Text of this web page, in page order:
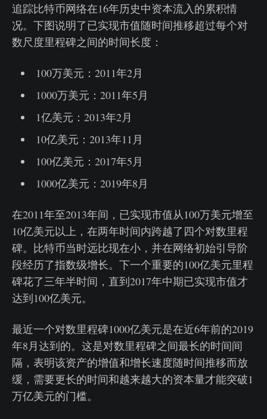
追踪比特币网络在16年历史中资本流入的累积情
况。下图说明了已实现市值随时间推移超过每个对
数尺度里程碑之间的时间长度：
100万美元：2011年2月
1000万美元：2011年5月
1亿美元：2013年2月
10亿美元：2013年11月
100亿美元：2017年5月
1000亿美元：2019年8月
在2011年至2013年间，已实现市值从100万美元增至
10亿美元以上，在两年时间内跨越了四个对数里程
碑。比特币当时远比现在小，并在网络初始引导阶
段经历了指数级增长。下一个重要的100亿美元里程
碑花了三年半时间，直到2017年中期已实现市值才
达到100亿美元。
最近一个对数里程碑1000亿美元是在近6年前的2019
年8月达到的。这是对数里程碑之间最长的时间间
隔，表明该资产的增值和增长速度随时间推移而放
缓，需要更长的时间和越来越大的资本量才能突破1
万亿美元的门槛。